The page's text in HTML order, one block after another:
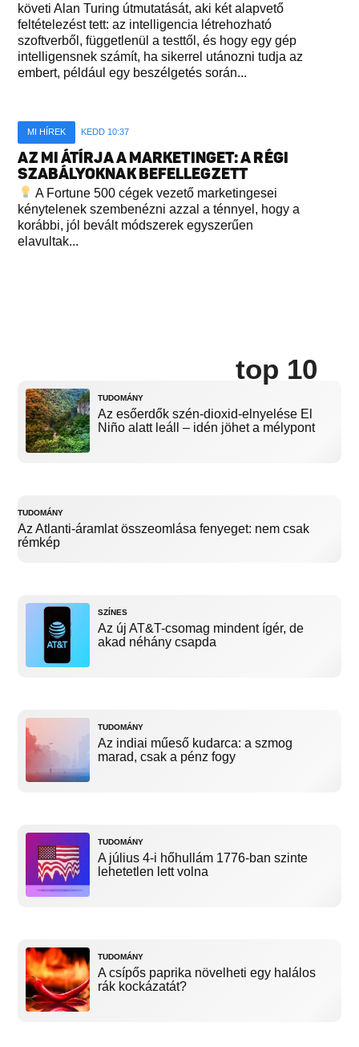
követi Alan Turing útmutatását, aki két alapvető
feltételezést tett: az intelligencia létrehozható
szoftverből, függetlenül a testtől, és hogy egy gép
intelligensnek számít, ha sikerrel utánozni tudja az
embert, például egy beszélgetés során...
MI HÍREK KEDD 10:37
AZ MI ÁTÍRJA A MARKETINGET: A RÉGI
SZABÁLYOKNAK BEFELLEGZETT
A Fortune 500 cégek vezető marketingesei
kénytelenek szembenézni azzal a ténnyel, hogy a
korábbi, jól bevált módszerek egyszerűen
elavultak...
top 10
TUDOMÁNY
Az esőerdők szén-dioxid-elnyelése El
Niño alatt leáll – idén jöhet a mélypont
TUDOMÁNY
Az Atlanti-áramlat összeomlása fenyeget: nem csak
rémkép
SZÍNES
Az új AT&T-csomag mindent ígér, de
akad néhány csapda
TUDOMÁNY
Az indiai műeső kudarca: a szmog
marad, csak a pénz fogy
TUDOMÁNY
A július 4-i hőhullám 1776-ban szinte
lehetetlen lett volna
TUDOMÁNY
A csípős paprika növelheti egy halálos
rák kockázatát?